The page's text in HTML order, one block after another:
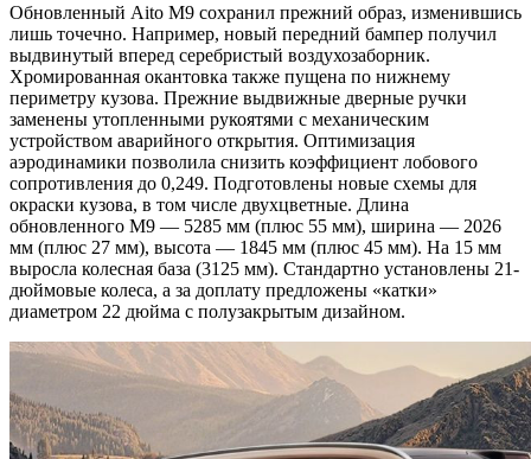
Обновленный Aito M9 сохранил прежний образ, изменившись
лишь точечно. Например, новый передний бампер получил
выдвинутый вперед серебристый воздухозаборник.
Хромированная окантовка также пущена по нижнему
периметру кузова. Прежние выдвижные дверные ручки
заменены утопленными рукоятями с механическим
устройством аварийного открытия. Оптимизация
аэродинамики позволила снизить коэффициент лобового
сопротивления до 0,249. Подготовлены новые схемы для
окраски кузова, в том числе двухцветные. Длина
обновленного M9 — 5285 мм (плюс 55 мм), ширина — 2026
мм (плюс 27 мм), высота — 1845 мм (плюс 45 мм). На 15 мм
выросла колесная база (3125 мм). Стандартно установлены 21-
дюймовые колеса, а за доплату предложены «катки»
диаметром 22 дюйма с полузакрытым дизайном.